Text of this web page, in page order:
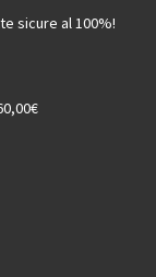
sicure al 100%!